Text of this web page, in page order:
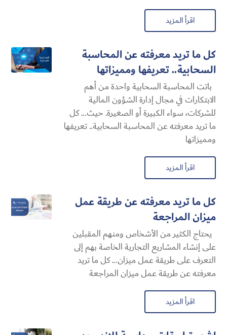
اقرأ المزيد
كل ما تريد معرفته عن المحاسبة
السحابية​.. تعريفها ومميزاتها
باتت المحاسبة السحابية​ واحدة من أهم
الابتكارات في مجال إدارة الشؤون المالية
للشركات، سواء الكبيرة أو الصغيرة. حيث... كل
ما تريد معرفته عن المحاسبة السحابية​.. تعريفها
ومميزاتها
اقرأ المزيد
كل ما تريد معرفته عن طريقة عمل
ميزان المراجعة
يحتاج الكثير من الأشخاص ومنهم المقبلين
على إنشاء المشاريع التجارية الخاصة بهم إلى
التعرف على طريقة عمل ميزان... كل ما تريد
معرفته عن طريقة عمل ميزان المراجعة
اقرأ المزيد